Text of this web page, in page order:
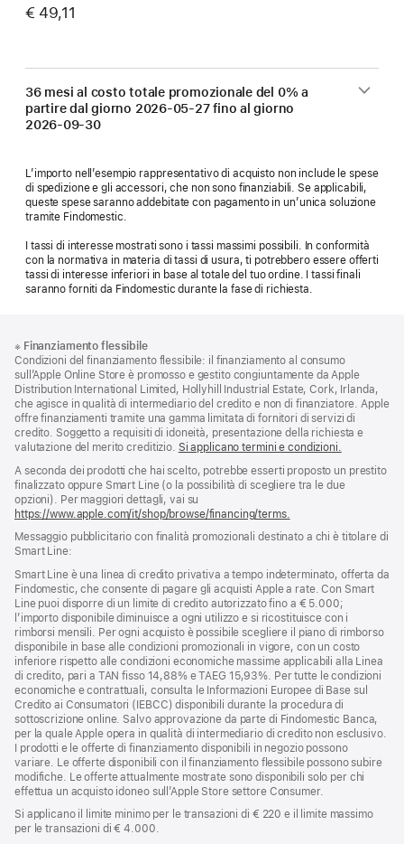
€ 49,11
36 mesi al costo totale promozionale del 0% a
partire dal giorno 2026-05-27fino al giorno
2026-09-30
L’importo nell’esempio rappresentativo di acquisto non include le spese
di spedizione e gli accessori, che non sono finanziabili. Se applicabili,
queste spese saranno addebitate con pagamento in un’unica soluzione
tramite Findomestic.
I tassi di interesse mostrati sono i tassi massimi possibili. In conformità
con la normativa in materia di tassi di usura, ti potrebbero essere offerti
tassi di interesse inferiori in base al totale del tuo ordine. I tassi finali
saranno forniti da Findomestic durante la fase di richiesta.
di
pagina
a
piè
di
pagina
※ Finanziamento flessibile
Condizioni del finanziamento flessibile: il finanziamento al consumo
sull’Apple Online Store è promosso e gestito congiuntamente da Apple
Distribution International Limited, Hollyhill Industrial Estate, Cork, Irlanda,
che agisce in qualità di intermediario del credito e non di finanziatore. Apple
offre finanziamenti tramite una gamma limitata di fornitori di servizi di
credito. Soggetto a requisiti di idoneità, presentazione della richiesta e
valutazione del merito creditizio. Si applicano termini e condizioni.
A seconda dei prodotti che hai scelto, potrebbe esserti proposto un prestito
finalizzato oppure Smart Line (o la possibilità di scegliere tra le due
opzioni). Per maggiori dettagli, vai su
https://www.apple.com/it/shop/browse/financing/terms.
Messaggio pubblicitario con finalità promozionali destinato a chi è titolare di
Smart Line:
Smart Line è una linea di credito privativa a tempo indeterminato, offerta da
Findomestic, che consente di pagare gli acquisti Apple a rate. Con Smart
Line puoi disporre di un limite di credito autorizzato fino a € 5.000;
l’importo disponibile diminuisce a ogni utilizzo e si ricostituisce con i
rimborsi mensili. Per ogni acquisto è possibile scegliere il piano di rimborso
disponibile in base alle condizioni promozionali in vigore, con un costo
inferiore rispetto alle condizioni economiche massime applicabili alla Linea
di credito, pari a TAN fisso 14,88% e TAEG 15,93%. Per tutte le condizioni
economiche e contrattuali, consulta le Informazioni Europee di Base sul
Credito ai Consumatori (IEBCC) disponibili durante la procedura di
sottoscrizione online. Salvo approvazione da parte di Findomestic Banca,
per la quale Apple opera in qualità di intermediario di credito non esclusivo.
I prodotti e le offerte di finanziamento disponibili in negozio possono
variare. Le offerte disponibili con il finanziamento flessibile possono subire
modifiche. Le offerte attualmente mostrate sono disponibili solo per chi
effettua un acquisto idoneo sull’Apple Store settore Consumer.
Si applicano il limite minimo per le transazioni di € 220 e il limite massimo
per le transazioni di € 4.000.